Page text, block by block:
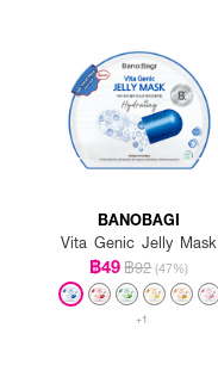
BANOBAGI
Vita Genic Jelly Mask
฿49฿92 (47%)
+1